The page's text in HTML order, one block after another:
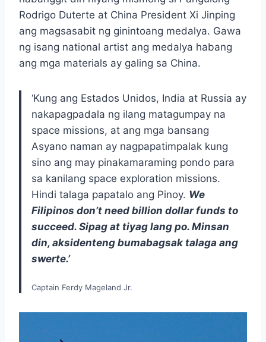
Rodrigo Duterte at China President Xi Jinping
ang magsasabit ng ginintoang medalya. Gawa
ng isang national artist ang medalya habang
ang mga materials ay galing sa China.
‘Kung ang Estados Unidos, India at Russia ay
nakapagpadala ng ilang matagumpay na
space missions, at ang mga bansang
Asyano naman ay nagpapatimpalak kung
sino ang may pinakamaraming pondo para
sa kanilang space exploration missions.
Hindi talaga papatalo ang Pinoy. We
Filipinos don’t need billion dollar funds to
succeed. Sipag at tiyag lang po. Minsan
din, aksidenteng bumabagsak talaga ang
swerte.’
Captain Ferdy Mageland Jr.